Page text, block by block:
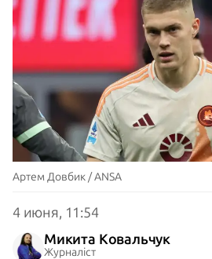
Артем Довбик / ANSA
4 июня, 11:54
Микита Ковальчук
Журналіст